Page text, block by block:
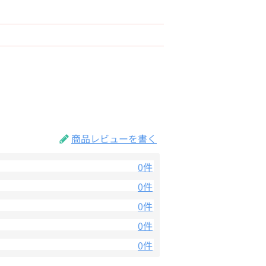
商品レビューを書く
0件
0件
0件
0件
0件